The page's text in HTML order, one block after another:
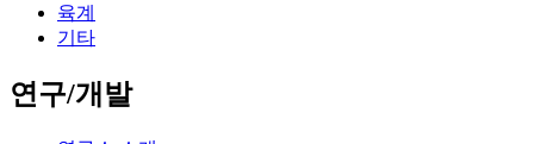
육계
기타
연구/개발